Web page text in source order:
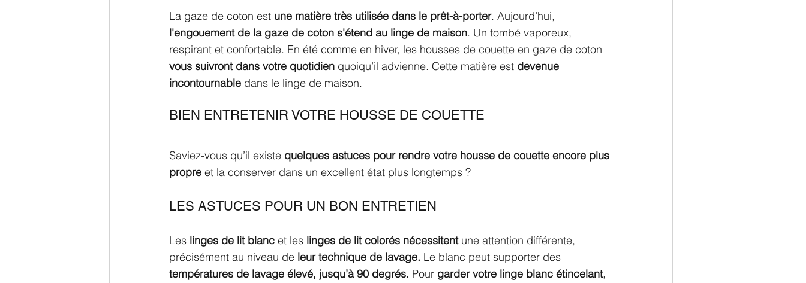
La gaze de coton est une matière très utilisée dans le prêt-à-porter. Aujourd’hui,
l'engouement de la gaze de coton s'étend au linge de maison. Un tombé vaporeux,
respirant et confortable. En été comme en hiver, les housses de couette en gaze de coton
vous suivront dans votre quotidien quoiqu’il advienne. Cette matière est devenue
incontournable dans le linge de maison.
BIEN ENTRETENIR VOTRE HOUSSE DE COUETTE
Saviez-vous qu’il existe quelques astuces pour rendre votre housse de couette encore plus
propre et la conserver dans un excellent état plus longtemps ?
LES ASTUCES POUR UN BON ENTRETIEN
Les linges de lit blanc et les linges de lit colorés nécessitent une attention différente,
précisément au niveau de leur technique de lavage. Le blanc peut supporter des
températures de lavage élevé, jusqu’à 90 degrés. Pour garder votre linge blanc étincelant,